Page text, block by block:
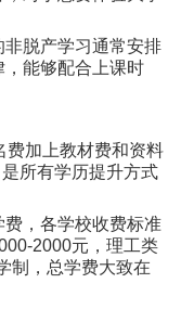
脱产学习通常安排
能够配合上课时
费加上教材费和资料
所有学历提升方式
，各学校收费标准
2000元，理工类
制，总学费大致在